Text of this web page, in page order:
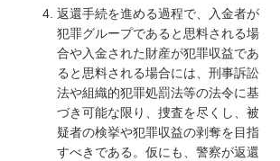
返還手続を進める過程で、入金者が
犯罪グループであると思料される場
合や入金された財産が犯罪収益であ
ると思料される場合には、刑事訴訟
法や組織的犯罪処罰法等の法令に基
づき可能な限り、捜査を尽くし、被
疑者の検挙や犯罪収益の剥奪を目指
すべきである。仮にも、警察が返還